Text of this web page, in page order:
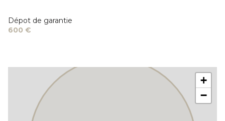
Dépot de garantie
600 €
+
−